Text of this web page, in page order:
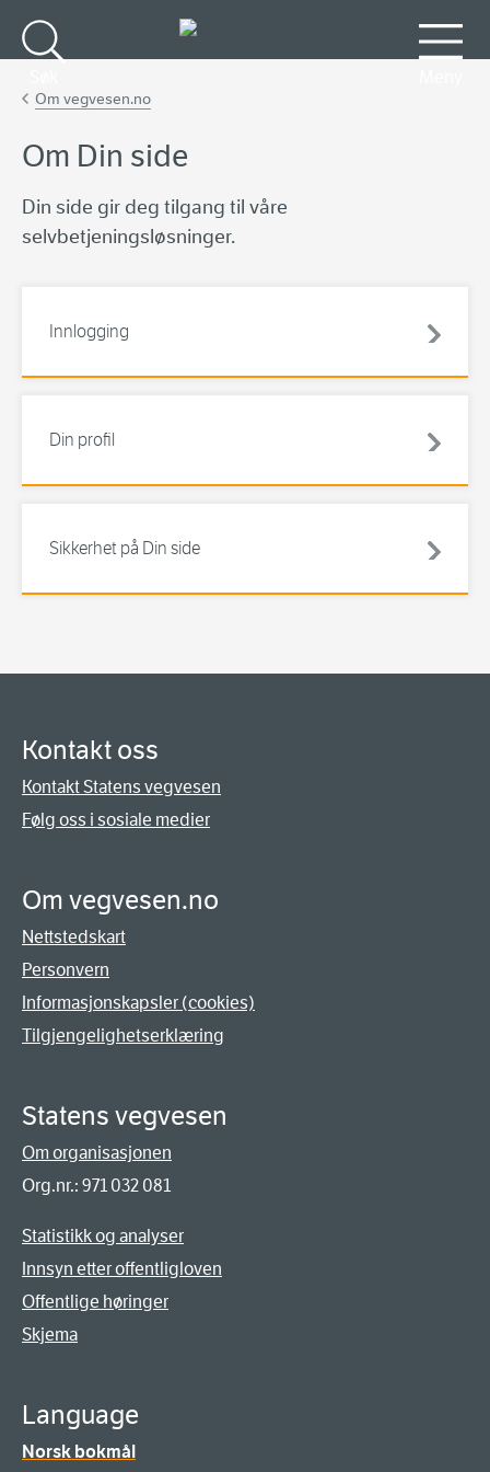
Om vegvesen.no
Om Din side
Din side gir deg tilgang til våre
selvbetjeningsløsninger.
Innlogging
Din profil
Sikkerhet på Din side
Kontakt oss
Kontakt Statens vegvesen
Følg oss i sosiale medier
Om vegvesen.no
Nettstedskart
Personvern
Informasjonskapsler (cookies)
Tilgjengelighetserklæring
Statens vegvesen
Om organisasjonen
Org.nr.: 971 032 081
Statistikk og analyser
Innsyn etter offentligloven
Offentlige høringer
Skjema
Language
Norsk bokmål